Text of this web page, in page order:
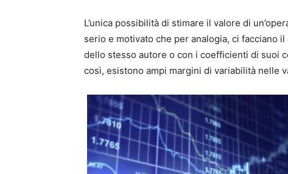
L’unica possibilità di stimare il valore di
serio e motivato che per analogia, ci facciano
dello stesso autore o con i coefficienti di suoi
così, esistono ampi margini di variabilità nelle